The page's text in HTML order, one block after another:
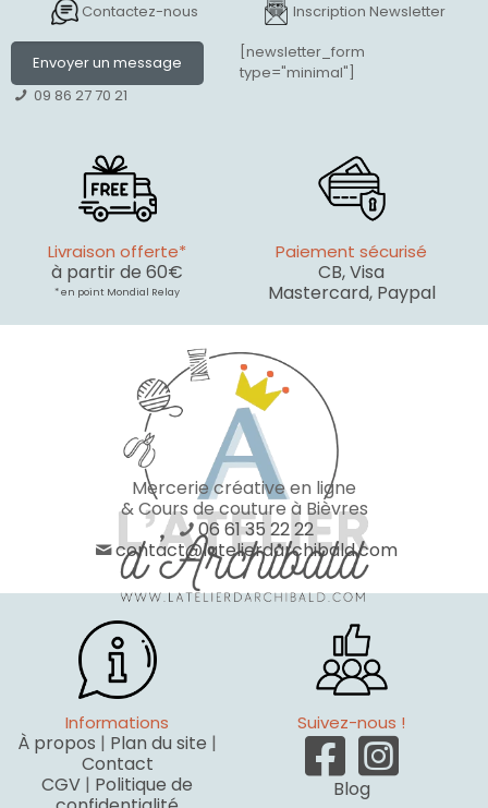
Contactez-nous
Envoyer un message
09 86 27 70 21
Inscription Newsletter
[newsletter_form
type="minimal"]
Livraison offerte*
à partir de 60€
* en point Mondial Relay
Paiement sécurisé
CB, Visa
Mastercard, Paypal
Mercerie créative en ligne
& Cours de couture à Bièvres
06 61 35 22 22
contact@latelierdarchibald.com
Informations
À propos | Plan du site |
Contact
CGV | Politique de
Suivez-nous !
Blog